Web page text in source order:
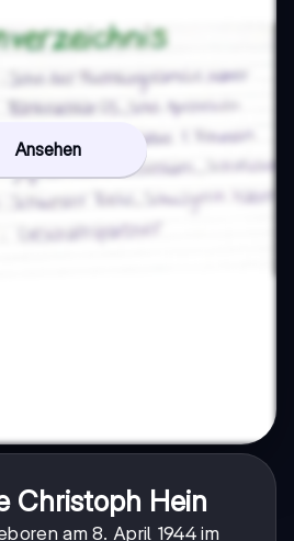
Ansehen
Christoph Hein
am 8. April 1944 im